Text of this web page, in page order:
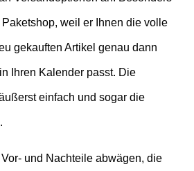
weil er Ihnen die volle
gekauften Artikel genau dann
Ihren Kalender passt. Die
einfach und sogar die
und Nachteile abwägen, die